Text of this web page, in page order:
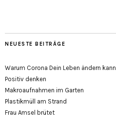
NEUESTE BEITRÄGE
Warum Corona Dein Leben ändern kann
Positiv denken
Makroaufnahmen im Garten
Plastikmüll am Strand
Frau Amsel brütet